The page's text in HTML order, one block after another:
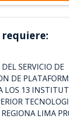
requiere:
SERVICIO DE
DE
LOS 13
LIMA